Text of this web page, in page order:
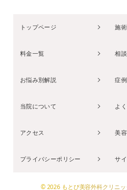
トップページ 施
料金一覧 相
お悩み別解説 症
当院について よ
アクセス 美
プライバシーポリシー サ
© 2026 もとび美容外科クリニ